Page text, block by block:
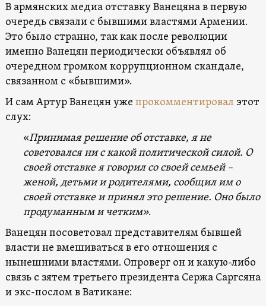
В армянских медиа отставку Ванецяна в первую
очередь связали с бывшими властями Армении.
Это было странно, так как после революции
именно Ванецян периодически объявлял об
очередном громком коррупционном скандале,
связанном с «бывшими».
И сам Артур Ванецян уже прокомментировал этот
слух:
«Принимая решение об отставке, я не
советовался ни с какой политической силой. О
своей отставке я говорил со своей семьей –
женой, детьми и родителями, сообщил им о
своей отставке и принял это решение. Оно было
продуманным и четким».
Ванецян посоветовал представителям бывшей
власти не вмешиваться в его отношения с
нынешними властями. Опроверг он и какую-либо
связь с зятем третьего президента Сержа Саргсяна
и экс-послом в Ватикане: